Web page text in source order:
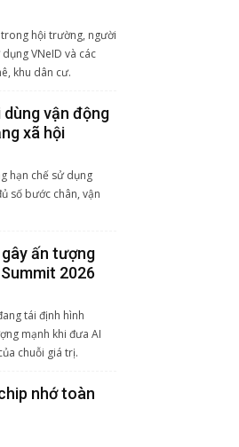
hội trường, người
VNeID và các
khu dân cư.
vận động
xã hội
hạn chế sử dụng
số bước chân, vận
ấn tượng
2026
tái định hình
mạnh khi đưa AI
chuỗi giá trị.
nhớ toàn